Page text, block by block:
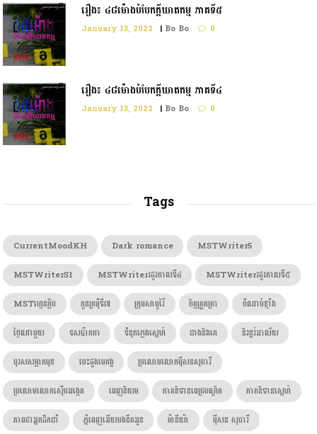
រឿង៖ ៤៨ម៉ោងបំបែកក្ដីឃាតកម្ម ភាគទី៥
January 13, 2022 | Bo Bo 0
រឿង៖ ៤៨ម៉ោងបំបែកក្តីឃាតកម្ម ភាគទី៤
January 13, 2022 | Bo Bo 0
Tags
CurrentMoodKH Dark romance
MSTWriter5
MSTWriterS1
MSTWriterរដូវកាលទី៤
MSTWriterរដូវកាលទី៥
MSTហ្វេនក្លឹប
កូនក្រមុំទី៧ ក្រុមសាមូរ៉ៃ ចិត្តត្រួតត្រា
ចំណាប់ខ្មាំង
ថ្ងៃណាមួយ
ទសប៉ាកកា ទំនុកភ្លេងស្នេហ៍ នាងនិងគេ
និរន្តរ៍អាល័យ
បុរសសម្លាកមុខ
បេះដូងមេគង្គ
ប្រលោមលោកម៉ីសនសុធារី
ប្រលោមលោកស៊ើបអង្កេត
ពេញនិយម ភាគនិទានពេជ្របណ្ឌិត
ភាគនិទានស្នេហ៍
ភាពជាអ្នកដឹកនាំ
ភ្នំពេញអើយបងនឹកអូន ម៉ានីយ៉ា
ម៉ីសន សុធារី